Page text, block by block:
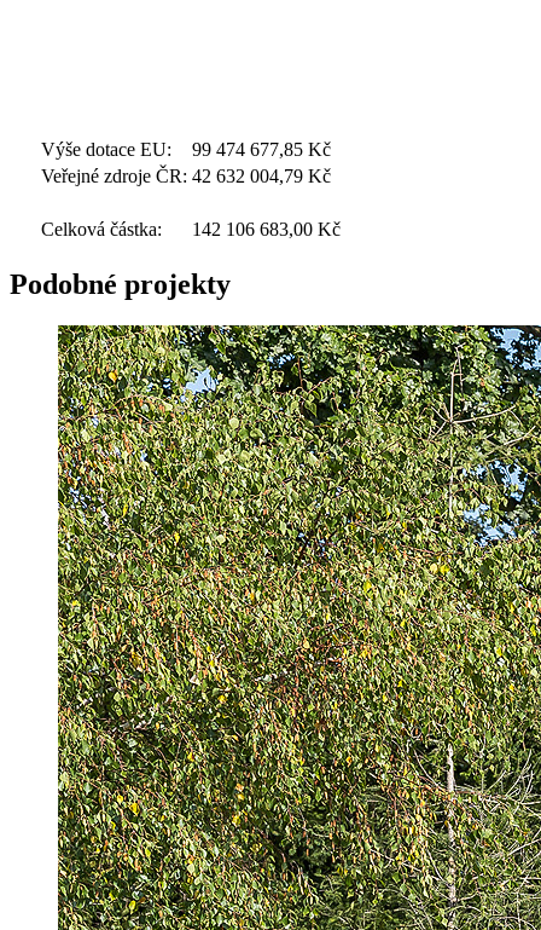
Výše dotace EU: 99 474 677,85 Kč
Veřejné zdroje ČR: 42 632 004,79 Kč
Celková částka: 142 106 683,00 Kč
Podobné projekty